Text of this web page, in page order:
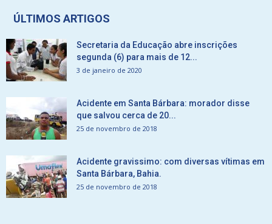
ÚLTIMOS ARTIGOS
Secretaria da Educação abre inscrições
segunda (6) para mais de 12...
3 de janeiro de 2020
Acidente em Santa Bárbara: morador disse
que salvou cerca de 20...
25 de novembro de 2018
Acidente gravissimo: com diversas vítimas em
Santa Bárbara, Bahia.
25 de novembro de 2018